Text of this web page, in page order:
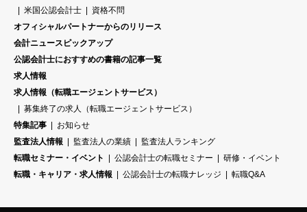
米国公認会計士
資格不問
オフィシャルパートナーからのリリース
会計ニュースピックアップ
公認会計士におすすめの書籍の記事一覧
求人情報
求人情報（転職エージェントサービス）
募集終了の求人（転職エージェントサービス）
特集記事
お知らせ
監査法人情報
監査法人の業績
監査法人ランキング
転職セミナー・イベント
公認会計士の転職セミナー
研修・イベント
転職・キャリア・求人情報
公認会計士の転職ナレッジ 転職Q&A